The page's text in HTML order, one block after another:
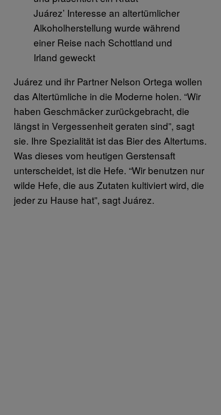
Juárez’ Interesse an altertümlicher
Alkoholherstellung wurde während
einer Reise nach Schottland und
Irland geweckt
Juárez und ihr Partner Nelson Ortega wollen
das Altertümliche in die Moderne holen. “Wir
haben Geschmäcker zurückgebracht, die
längst in Vergessenheit geraten sind”, sagt
sie. Ihre Spezialität ist das Bier des Altertums.
Was dieses vom heutigen Gerstensaft
unterscheidet, ist die Hefe. “Wir benutzen nur
wilde Hefe, die aus Zutaten kultiviert wird, die
jeder zu Hause hat”, sagt Juárez.